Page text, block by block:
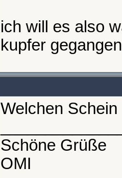
ich will es also
kupfer gegangen
Welchen
Schöne Grüße
OMI